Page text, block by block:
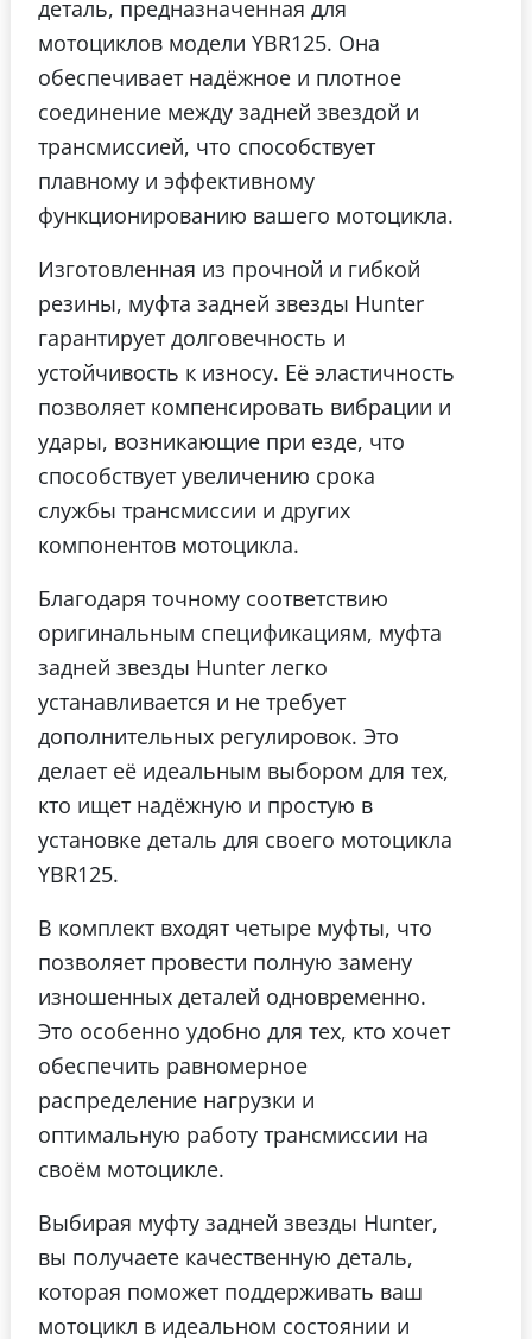
деталь, предназначенная для
мотоциклов модели YBR125. Она
обеспечивает надёжное и плотное
соединение между задней звездой и
трансмиссией, что способствует
плавному и эффективному
функционированию вашего мотоцикла.
Изготовленная из прочной и гибкой
резины, муфта задней звезды Hunter
гарантирует долговечность и
устойчивость к износу. Её эластичность
позволяет компенсировать вибрации и
удары, возникающие при езде, что
способствует увеличению срока
службы трансмиссии и других
компонентов мотоцикла.
Благодаря точному соответствию
оригинальным спецификациям, муфта
задней звезды Hunter легко
устанавливается и не требует
дополнительных регулировок. Это
делает её идеальным выбором для тех,
кто ищет надёжную и простую в
установке деталь для своего мотоцикла
YBR125.
В комплект входят четыре муфты, что
позволяет провести полную замену
изношенных деталей одновременно.
Это особенно удобно для тех, кто хочет
обеспечить равномерное
распределение нагрузки и
оптимальную работу трансмиссии на
своём мотоцикле.
Выбирая муфту задней звезды Hunter,
вы получаете качественную деталь,
которая поможет поддерживать ваш
мотоцикл в идеальном состоянии и